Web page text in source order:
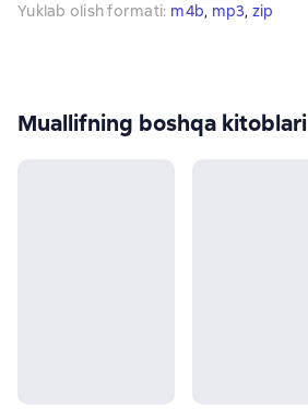
Yuklab olish formati: m4b, mp3, zip
Muallifning boshqa kitoblari